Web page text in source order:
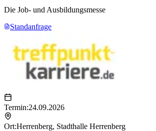
Die Job- und Ausbildungsmesse
Standanfrage
Termin:24.09.2026
Ort:Herrenberg, Stadthalle Herrenberg